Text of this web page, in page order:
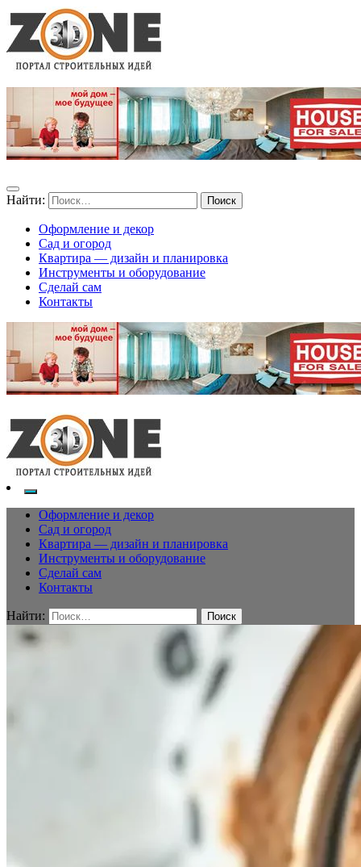
Найти:
Оформление и декор
Сад и огород
Квартира — дизайн и планировка
Инструменты и оборудование
Сделай сам
Контакты
Оформление и декор
Сад и огород
Квартира — дизайн и планировка
Инструменты и оборудование
Сделай сам
Контакты
Найти: